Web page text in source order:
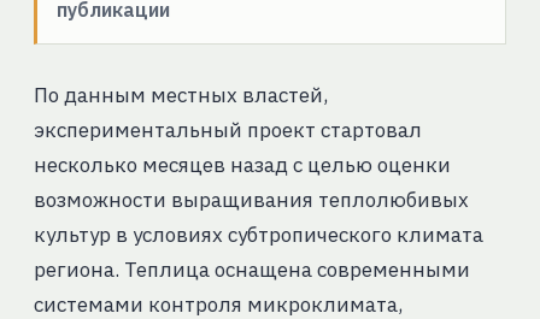
публикации
По данным местных властей,
экспериментальный проект стартовал
несколько месяцев назад с целью оценки
возможности выращивания теплолюбивых
культур в условиях субтропического климата
региона. Теплица оснащена современными
системами контроля микроклимата,